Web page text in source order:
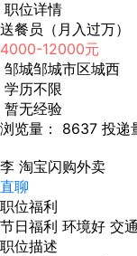
职位详情
送餐员（月入过万）
4000-12000元
邹城邹城市区城西
学历不限
暂无经验
浏览量： 8637 投递
李 淘宝闪购外卖
直聊
职位福利
节日福利 环境好 交
职位描述